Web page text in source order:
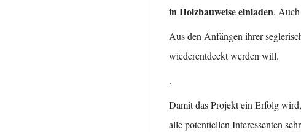
in Holzbauweise einladen. Auch
Aus den Anfängen ihrer
wiederentdeckt werden will.
.
Damit das Projekt ein Erfolg
alle potentiellen Interessenten